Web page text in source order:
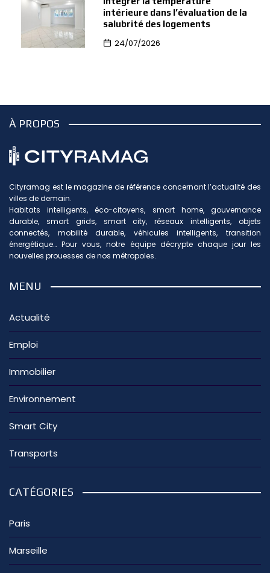
intérieure dans l’évaluation de la
salubrité des logements
24/07/2026
À PROPOS
Cityramag est le magazine de référence concernant l’actualité des
villes de demain.
Habitats intelligents, éco-citoyens, smart home, gouvernance
durable, smart grids, smart city, réseaux intelligents, objets
connectés, mobilité durable, véhicules intelligents, transition
énergétique… Pour vous, notre équipe décrypte chaque jour les
nouvelles prouesses de nos métropoles.
MENU
Actualité
Emploi
Immobilier
Environnement
Smart City
Transports
CATÉGORIES
Paris
Marseille